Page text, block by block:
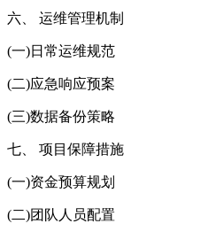
六、 运维管理机制
(一)日常运维规范
(二)应急响应预案
(三)数据备份策略
七、 项目保障措施
(一)资金预算规划
(二)团队人员配置